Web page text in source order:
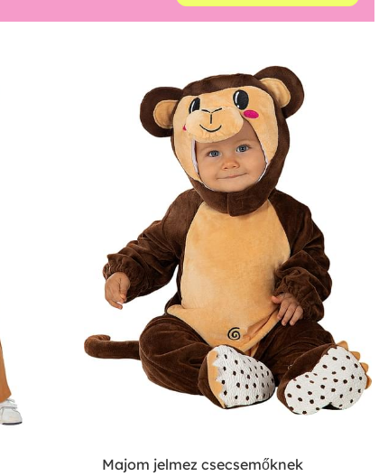
Majom jelmez csecsemőknek